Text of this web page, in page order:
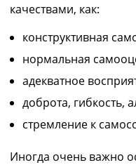
качествами, как:
конструктивная
нормальная
адекватное
доброта, гибкость,
стремление к
Иногда очень важно